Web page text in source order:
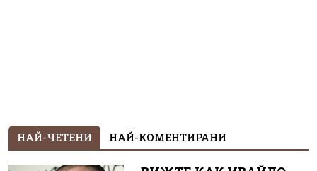
НАЙ-ЧЕТЕНИ НАЙ-КОМЕНТИРАНИ